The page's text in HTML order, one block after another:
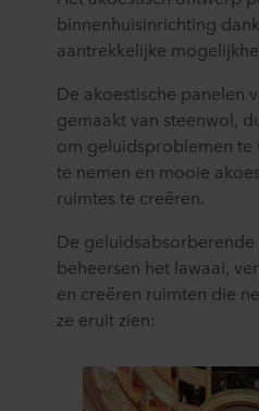
binnenhuisinrichting
aantrekkelijke
De akoestische panelen
gemaakt van steenwol,
om geluidsproblemen
te nemen en mooie
ruimtes te creëren.
De
beheersen het lawaai,
en creëren ruimten die
ze eruit zien: